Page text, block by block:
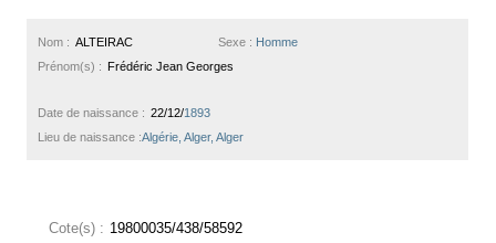
Sexe : Homme
Nom : ALTEIRAC
Prénom(s) : Frédéric Jean Georges
Date de naissance : 22/12/1893
Lieu de naissance :Algérie, Alger, Alger
Cote(s) : 19800035/438/58592